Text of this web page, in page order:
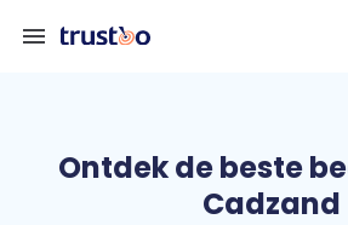
menu
Ontdek de beste
Cadzand